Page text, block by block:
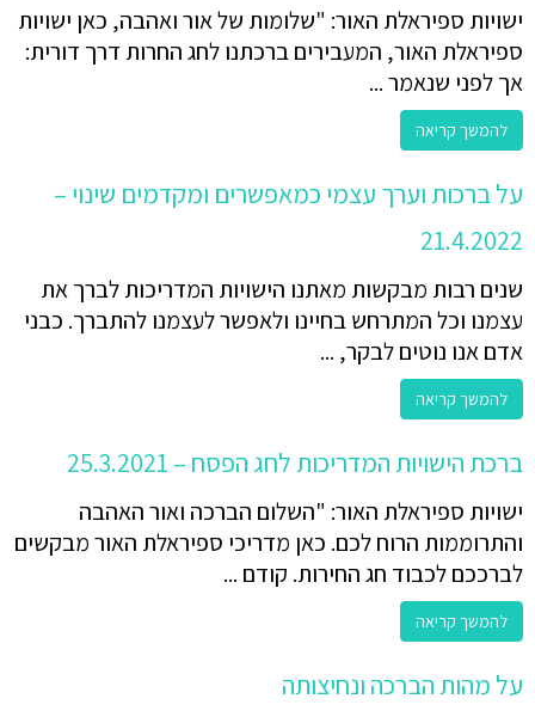
ישויות ספיראלת האור: "שלומות של אור ואהבה, כאן ישויות
ספיראלת האור, המעבירים ברכתנו לחג החרות דרך דורית:
אך לפני שנאמר ...
להמשך קריאה
על ברכות וערך עצמי כמאפשרים ומקדמים שינוי –
21.4.2022
שנים רבות מבקשות מאתנו הישויות המדריכות לברך את
עצמנו וכל המתרחש בחיינו ולאפשר לעצמנו להתברך. כבני
אדם אנו נוטים לבקר, ...
להמשך קריאה
ברכת הישויות המדריכות לחג הפסח – 25.3.2021
ישויות ספיראלת האור: "השלום הברכה ואור האהבה
והתרוממות הרוח לכם. כאן מדריכי ספיראלת האור מבקשים
לברככם לכבוד חג החירות. קודם ...
להמשך קריאה
על מהות הברכה ונחיצותה